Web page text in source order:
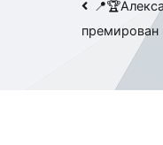
по
премирован